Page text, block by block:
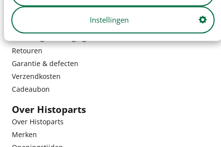
Instellingen
Klantenservice
Retouren
Garantie & defecten
Verzendkosten
Cadeaubon
Over Histoparts
Over Histoparts
Merken